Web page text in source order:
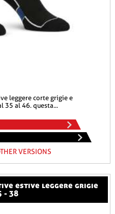
35 al 46. questa...
VERSIONS
- 38